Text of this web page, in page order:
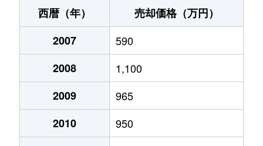
西暦（年）
売却価格（万円）
2007
590
2008
1,100
2009
965
2010
950